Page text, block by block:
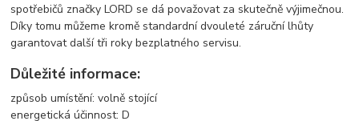
spotřebičů značky LORD se dá považovat za skutečně výjimečnou.
Díky tomu můžeme kromě standardní dvouleté záruční lhůty
garantovat další tři roky bezplatného servisu.
Důležité informace:
způsob umístění: volně stojící
energetická účinnost: D